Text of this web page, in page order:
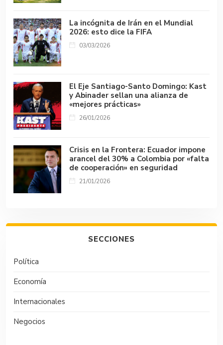
La incógnita de Irán en el Mundial
2026: esto dice la FIFA
03/03/2026
El Eje Santiago-Santo Domingo: Kast
y Abinader sellan una alianza de
«mejores prácticas»
26/01/2026
Crisis en la Frontera: Ecuador impone
arancel del 30% a Colombia por «falta
de cooperación» en seguridad
21/01/2026
SECCIONES
Política
Economía
Internacionales
Negocios